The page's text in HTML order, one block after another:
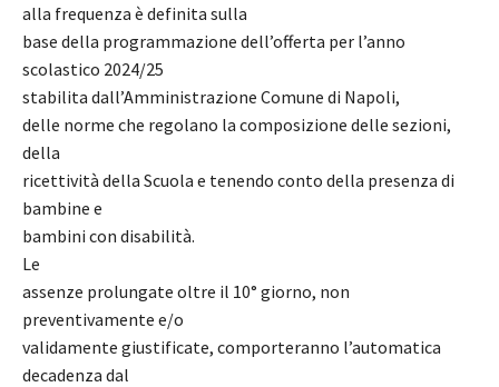
alla frequenza è definita sulla
base della programmazione dell’offerta per l’anno
scolastico 2024/25
stabilita dall’Amministrazione Comune di Napoli,
delle norme che regolano la composizione delle sezioni,
della
ricettività della Scuola e tenendo conto della presenza di
bambine e
bambini con disabilità.
Le
assenze prolungate oltre il 10° giorno, non
preventivamente e/o
validamente giustificate, comporteranno l’automatica
decadenza dal